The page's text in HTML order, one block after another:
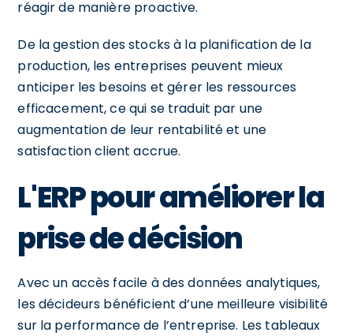
réagir de manière proactive.
De la gestion des stocks à la planification de la
production, les entreprises peuvent mieux
anticiper les besoins et gérer les ressources
efficacement, ce qui se traduit par une
augmentation de leur rentabilité et une
satisfaction client accrue.
L'ERP pour améliorer la
prise de décision
Avec un accès facile à des données analytiques,
les décideurs bénéficient d’une meilleure visibilité
sur la performance de l’entreprise. Les tableaux